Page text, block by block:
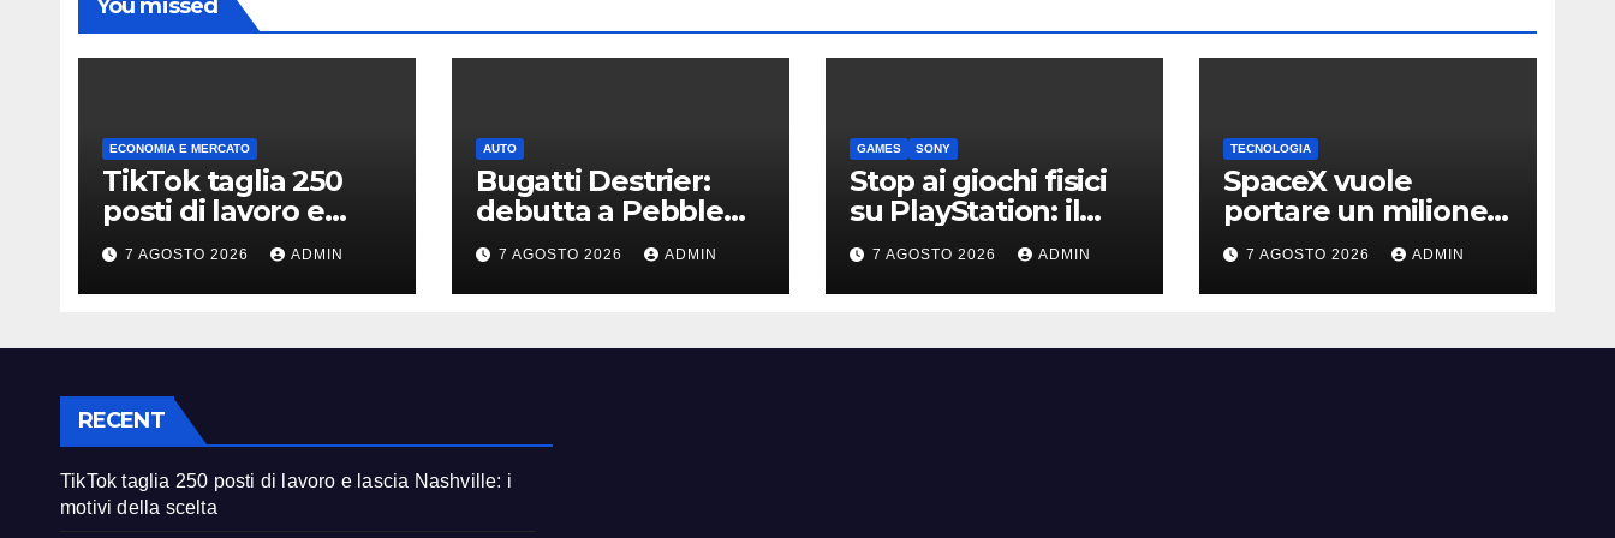
You missed
ECONOMIA E MERCATO
TikTok taglia 250
posti di lavoro e
lascia Nashville: i
motivi della scelta
7 AGOSTO 2026 ADMIN
AUTO
Bugatti Destrier:
debutta a Pebble
Beach la one-off
derivata dalla Bolide
7 AGOSTO 2026 ADMIN
GAMES SONY
Stop ai giochi fisici
su PlayStation: il
nuovo avviso di
Sony è l’ennesima
conferma
7 AGOSTO 2026 ADMIN
TECNOLOGIA
SpaceX vuole
portare un milione
di data center nello
spazio: Nvidia sarà il
cervello
7 AGOSTO 2026 ADMIN
RECENT
TikTok taglia 250 posti di lavoro e lascia Nashville: i
motivi della scelta